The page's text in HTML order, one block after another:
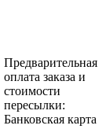
Предварительная
оплата заказа и
стоимости
пересылки:
Банковская карта